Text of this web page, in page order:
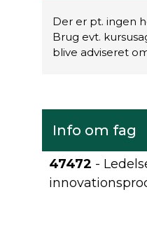
Der er pt. ingen
Brug evt.
blive adviseret
Info om fag
47472 -